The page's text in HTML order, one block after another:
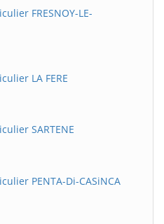
FRESNOY-LE-
LA FERE
SARTENE
PENTA-Di-CASiNCA